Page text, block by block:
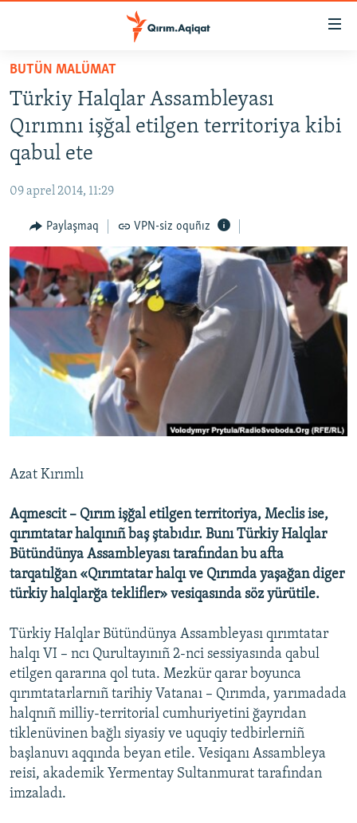
Esas
qaytmaq
Baş
navigatsiyağa
qaytmaq
Qıdıruvğa
qaytmaq
HABERLER
SİYASET
İQTİSADİYAT
MEDENİYET
İNSAN AQLARI
VİDEO
SÜRET
BLOGLAR
FİKİR
Русский
Українською
RFE/RS bütün saytları
BUTÜN MALÜMAT
Türkiy Halqlar Assambleyası
Qırımnı işğal etilgen territoriya kibi
qabul ete
09 aprel 2014, 11:29
Paylaşmaq VPN-siz oquñız
Azat Kırımlı
Aqmescit – Qırım işğal etilgen territoriya, Meclis ise,
qırımtatar halqınıñ baş ştabıdır. Bunı Türkiy Halqlar
Bütündünya Assambleyası tarafından bu afta
tarqatılğan «Qırımtatar halqı ve Qırımda yaşağan diger
türkiy halqlarğa teklifler» vesiqasında söz yürütile.
Türkiy Halqlar Bütündünya Assambleyası qırımtatar
halqı VI – ncı Qurultayınıñ 2-nci sessiyasında qabul
etilgen qararına qol tuta. Mezkür qarar boyunca
qırımtatarlarnıñ tarihiy Vatanaı – Qırımda, yarımadada
halqnıñ milliy-territorial cumhuriyetini ğayrıdan
tiklenüvinen bağlı siyasiy ve uquqiy tedbirlerniñ
başlanuvı aqqında beyan etile. Vesiqanı Assambleya
reisi, akademik Yermentay Sultanmurat tarafından
imzaladı.